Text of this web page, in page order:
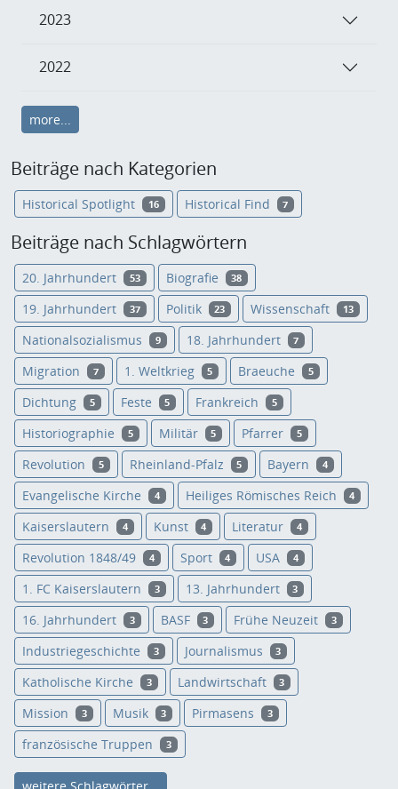
2023
2022
more...
Beiträge nach Kategorien
Historical Spotlight 16 Historical Find 7
Beiträge nach Schlagwörtern
20. Jahrhundert 53 Biografie 38
19. Jahrhundert 37 Politik 23 Wissenschaft 13
Nationalsozialismus 9 18. Jahrhundert 7
Migration 7 1. Weltkrieg 5 Braeuche 5
Dichtung 5 Feste 5 Frankreich 5
Historiographie 5 Militär 5 Pfarrer 5
Revolution 5 Rheinland-Pfalz 5 Bayern 4
Evangelische Kirche 4 Heiliges Römisches Reich 4
Kaiserslautern 4 Kunst 4 Literatur 4
Revolution 1848/49 4 Sport 4 USA 4
1. FC Kaiserslautern 3 13. Jahrhundert 3
16. Jahrhundert 3 BASF 3 Frühe Neuzeit 3
Industriegeschichte 3 Journalismus 3
Katholische Kirche 3 Landwirtschaft 3
Mission 3 Musik 3 Pirmasens 3
französische Truppen 3